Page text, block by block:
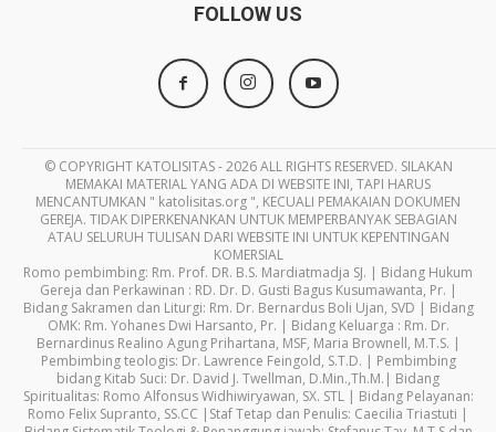
FOLLOW US
© COPYRIGHT KATOLISITAS - 2026 ALL RIGHTS RESERVED. SILAKAN
MEMAKAI MATERIAL YANG ADA DI WEBSITE INI, TAPI HARUS
MENCANTUMKAN " katolisitas.org ", KECUALI PEMAKAIAN DOKUMEN
GEREJA. TIDAK DIPERKENANKAN UNTUK MEMPERBANYAK SEBAGIAN
ATAU SELURUH TULISAN DARI WEBSITE INI UNTUK KEPENTINGAN
KOMERSIAL
Romo pembimbing: Rm. Prof. DR. B.S. Mardiatmadja SJ. | Bidang Hukum
Gereja dan Perkawinan : RD. Dr. D. Gusti Bagus Kusumawanta, Pr. |
Bidang Sakramen dan Liturgi: Rm. Dr. Bernardus Boli Ujan, SVD | Bidang
OMK: Rm. Yohanes Dwi Harsanto, Pr. | Bidang Keluarga : Rm. Dr.
Bernardinus Realino Agung Prihartana, MSF, Maria Brownell, M.T.S. |
Pembimbing teologis: Dr. Lawrence Feingold, S.T.D. | Pembimbing
bidang Kitab Suci: Dr. David J. Twellman, D.Min.,Th.M.| Bidang
Spiritualitas: Romo Alfonsus Widhiwiryawan, SX. STL | Bidang Pelayanan:
Romo Felix Supranto, SS.CC |Staf Tetap dan Penulis: Caecilia Triastuti |